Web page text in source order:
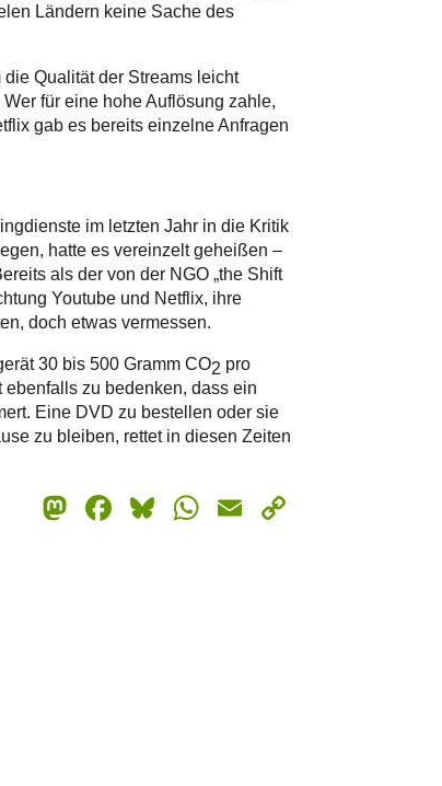
Ländern keine Sache des
Qualität der Streams leicht
für eine hohe Auflösung zahle,
gab es bereits einzelne Anfragen
im letzten Jahr in die Kritik
hatte es vereinzelt geheißen –
als der von der NGO „the Shift
Youtube und Netflix, ihre
doch etwas vermessen.
30 bis 500 Gramm CO2 pro
zu bedenken, dass ein
Eine DVD zu bestellen oder sie
zu bleiben, rettet in diesen Zeiten
Mastodon
Facebook
Bluesky
WhatsApp
Email